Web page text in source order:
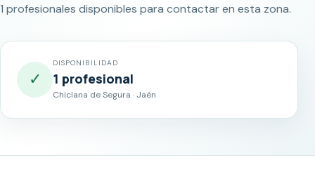
1 profesionales disponibles para contactar en esta zona.
✓
DISPONIBILIDAD
1 profesional
Chiclana de Segura · Jaén